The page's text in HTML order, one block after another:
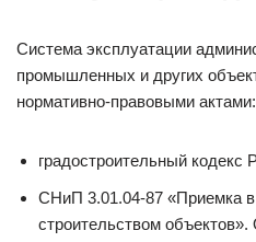
Система эксплуатации
промышленных и других
нормативно-правовыми актами:
градостроительный кодекс
СНиП 3.01.04-87 «Приемка
строительством